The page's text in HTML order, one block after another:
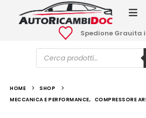
Spedione Grauita
Ricerca
prodotti
HOME
SHOP
MECCANICA E PERFORMANCE, COMPRESSORE